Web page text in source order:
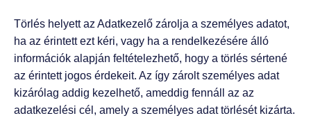
Törlés helyett az Adatkezelő zárolja a személyes adatot,
ha az érintett ezt kéri, vagy ha a rendelkezésére álló
információk alapján feltételezhető, hogy a törlés sértené
az érintett jogos érdekeit. Az így zárolt személyes adat
kizárólag addig kezelhető, ameddig fennáll az az
adatkezelési cél, amely a személyes adat törlését kizárta.